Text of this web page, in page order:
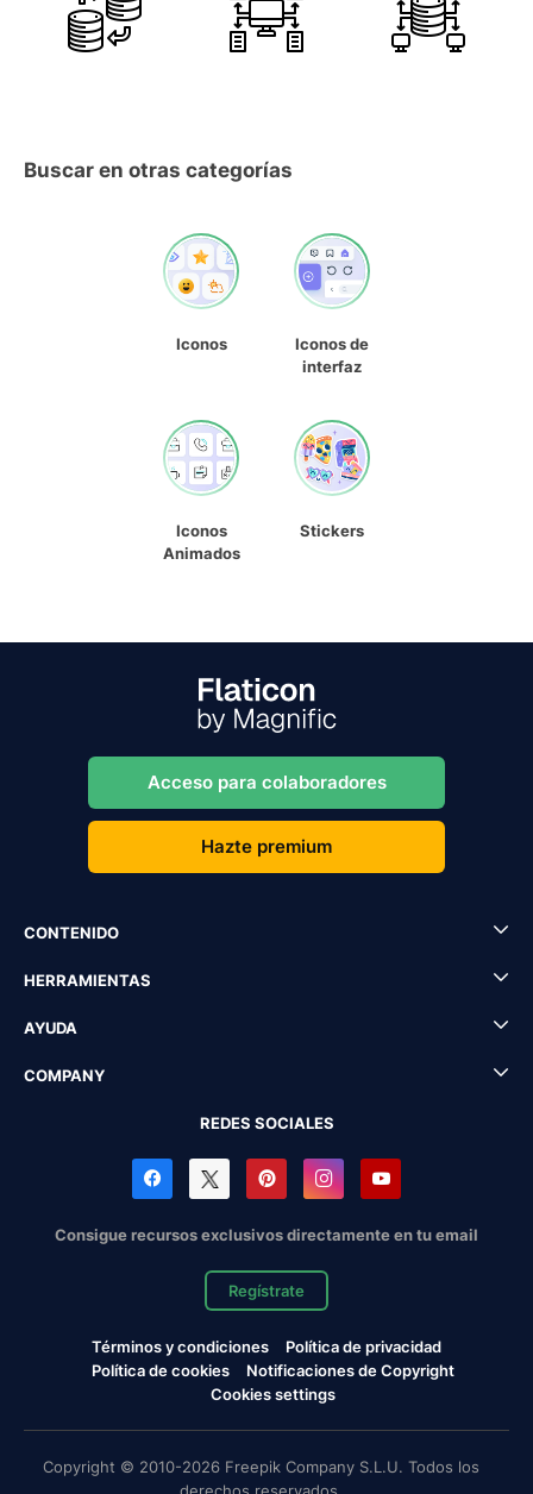
Buscar en otras categorías
Iconos
Iconos de
interfaz
Iconos
Animados
Stickers
Acceso para colaboradores
Hazte premium
CONTENIDO
HERRAMIENTAS
AYUDA
COMPANY
REDES SOCIALES
Consigue recursos exclusivos directamente en tu email
Regístrate
Términos y condiciones
Política de privacidad
Política de cookies
Notificaciones de Copyright
Cookies settings
Copyright © 2010-2026 Freepik Company S.L.U. Todos los